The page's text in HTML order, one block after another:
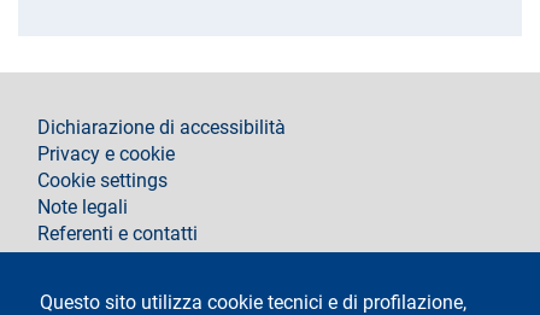
Questo sito utilizza cookie tecnici e di profilazione,
footer
Dichiarazione di accessibilità
Privacy e cookie
Cookie settings
Note legali
Referenti e contatti